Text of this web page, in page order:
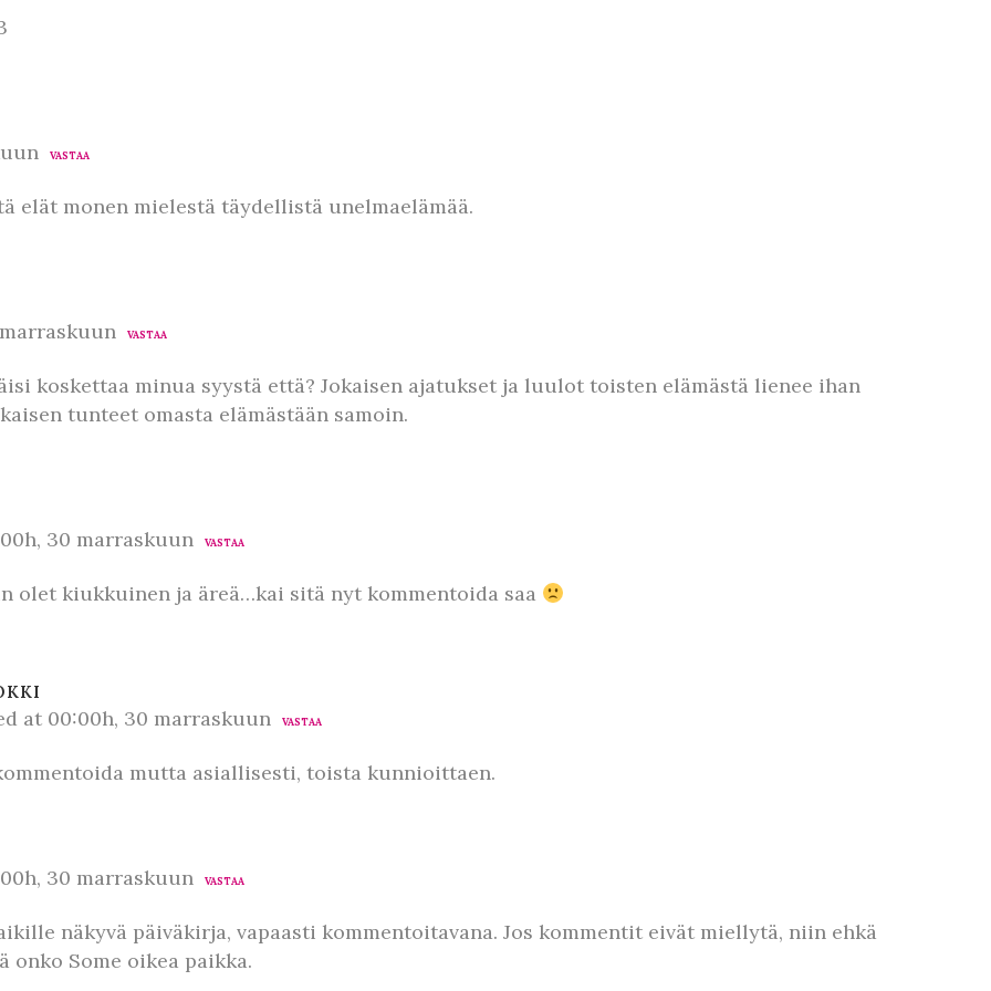
VASTAA
elät monen mielestä täydellistä unelmaelämää.
VASTAA
koskettaa minua syystä että? Jokaisen ajatukset ja luulot toisten elämästä lienee ihan
tunteet omasta elämästään samoin.
30 marraskuun VASTAA
olet kiukkuinen ja äreä…kai sitä nyt kommentoida saa
at 00:00h, 30 marraskuun VASTAA
mutta asiallisesti, toista kunnioittaen.
30 marraskuun VASTAA
näkyvä päiväkirja, vapaasti kommentoitavana. Jos kommentit eivät miellytä, niin ehkä
Some oikea paikka.